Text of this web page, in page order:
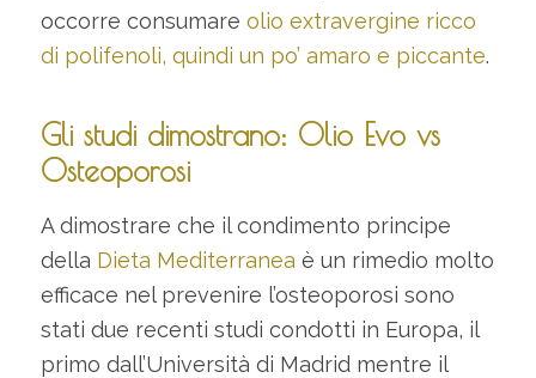
occorre consumare olio extravergine ricco
di polifenoli, quindi un po’ amaro e piccante.
Gli studi dimostrano: Olio Evo vs
Osteoporosi
A dimostrare che il condimento principe
della Dieta Mediterranea è un rimedio molto
efficace nel prevenire l’osteoporosi sono
stati due recenti studi condotti in Europa, il
primo dall’Università di Madrid mentre il